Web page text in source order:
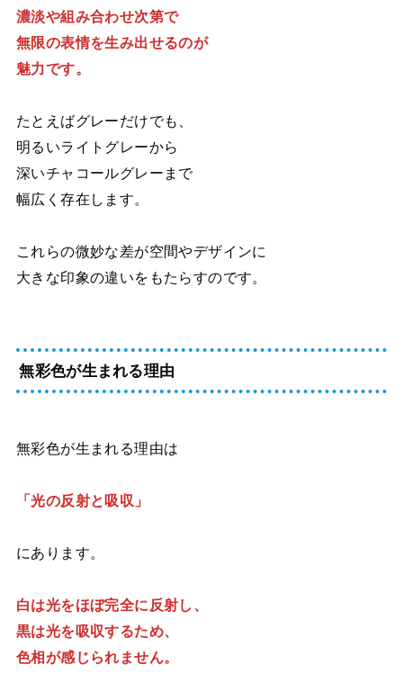
濃淡や組み合わせ次第で
無限の表情を生み出せるのが
魅力です。
たとえばグレーだけでも、
明るいライトグレーから
深いチャコールグレーまで
幅広く存在します。
これらの微妙な差が空間やデザインに
大きな印象の違いをもたらすのです。
無彩色が生まれる理由
無彩色が生まれる理由は
「光の反射と吸収」
にあります。
白は光をほぼ完全に反射し、
黒は光を吸収するため、
色相が感じられません。